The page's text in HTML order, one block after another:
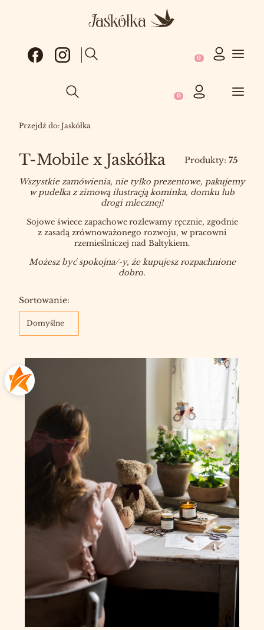
Otwórz wyszukiwarkę Produkty w
Otwórz wyszukiwarkę Produkty w koszyku:
Przejdź do: Jaskółka
T-Mobile x Jaskółka Produkty: 75
Wszystkie zamówienia, nie tylko prezentowe, pakujemy
w pudełka z zimową ilustracją kominka, domku lub
drogi mlecznej!
Sojowe świece zapachowe rozlewamy ręcznie, zgodnie
z zasadą zrównoważonego rozwoju, w pracowni
rzemieślniczej nad Bałtykiem.
Możesz być spokojna/-y, że kupujesz rozpachnione
dobro.
Lista produktów
Sortowanie:
Domyślne